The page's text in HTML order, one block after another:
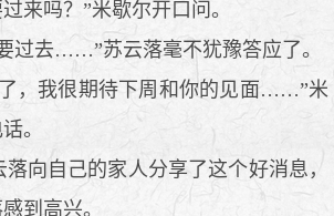
来吗？”米歇尔开口问。
过去……”苏云落毫不犹豫答应了。
，我很期待下周和你的见面……”米
。
向自己的家人分享了这个好消息，
到高兴。